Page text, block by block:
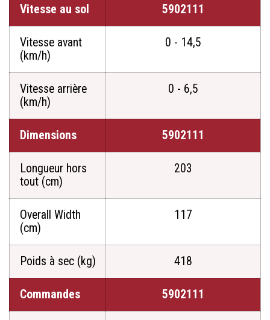
Vitesse au sol 5902111
Vitesse avant
(km/h)
0 - 14,5
Vitesse arrière
(km/h)
0 - 6,5
Dimensions 5902111
Longueur hors
tout (cm)
203
Overall Width
(cm)
117
Poids à sec (kg) 418
Commandes 5902111